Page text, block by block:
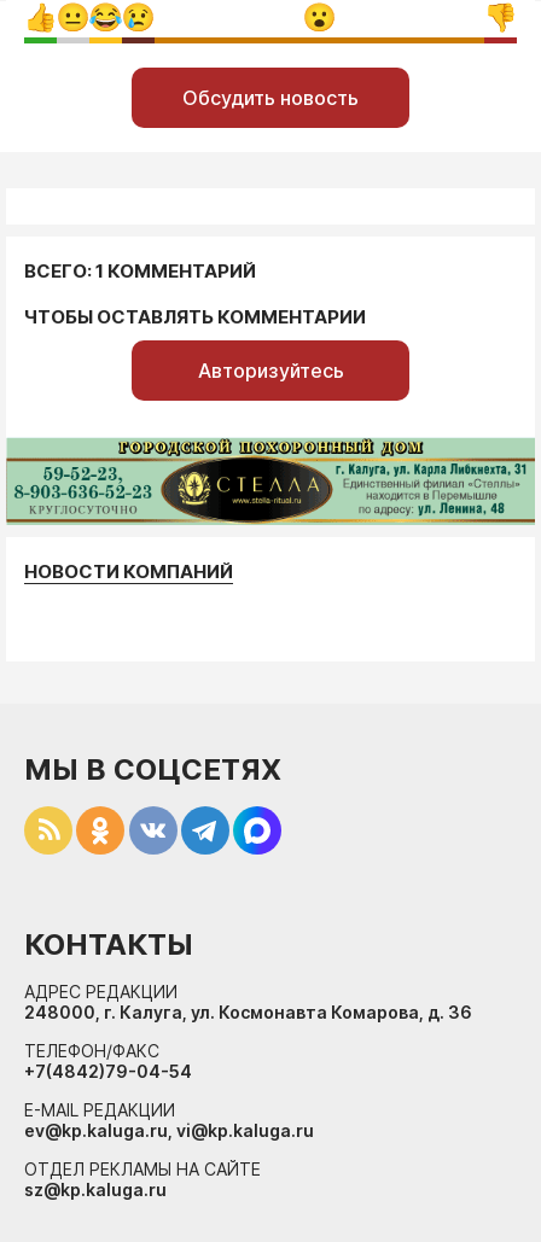
Обсудить новость
ВСЕГО: 1 КОММЕНТАРИЙ
ЧТОБЫ ОСТАВЛЯТЬ КОММЕНТАРИИ
Авторизуйтесь
НОВОСТИ КОМПАНИЙ
МЫ В СОЦСЕТЯХ
КОНТАКТЫ
АДРЕС РЕДАКЦИИ
248000, г. Калуга, ул. Космонавта Комарова, д. 36
ТЕЛЕФОН/ФАКС
+7(4842)79-04-54
E-MAIL РЕДАКЦИИ
ev@kp.kaluga.ru, vi@kp.kaluga.ru
ОТДЕЛ РЕКЛАМЫ НА САЙТЕ
sz@kp.kaluga.ru